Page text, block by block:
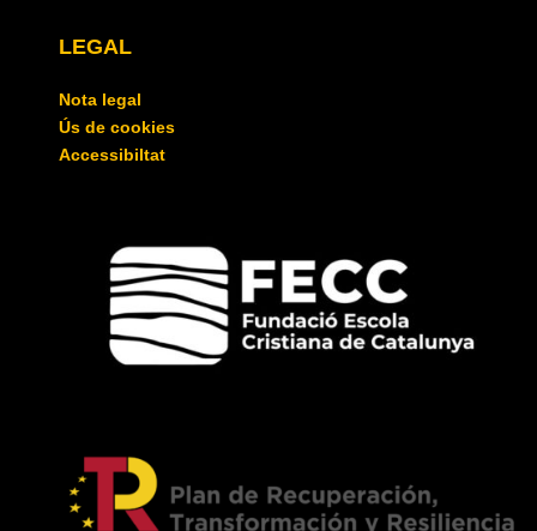
LEGAL
Nota legal
Ús de cookies
Accessibiltat